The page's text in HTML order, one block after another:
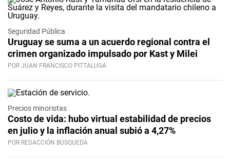
Seguridad Pública
Uruguay se suma a un acuerdo regional contra el
crimen organizado impulsado por Kast y Milei
POR JUAN FRANCISCO PITTALUGA
Precios minoristas
Costo de vida: hubo virtual estabilidad de precios
en julio y la inflación anual subió a 4,27%
POR REDACCIÓN BÚSQUEDA